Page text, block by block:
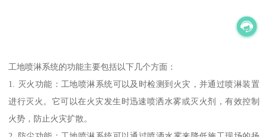
工地喷淋系统的功能主要包括以下几个方面：
1. 灭火功能：工地喷淋系统可以及时检测到火灾，并通过喷淋装置
进行灭火。它可以在火灾发生时迅速喷洒水雾或灭火剂，有效控制
火势，防止火灾扩散。